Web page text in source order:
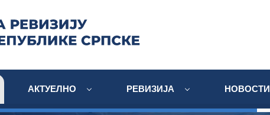
АКТУЕЛНО РЕВИЗИЈА НОВОСТИ